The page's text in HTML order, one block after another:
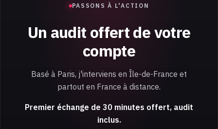
PASSONS À L'ACTION
Un audit offert de votre
compte
Basé à Paris, j'interviens en Île-de-France et
partout en France à distance.
Premier échange de 30 minutes offert, audit
inclus.